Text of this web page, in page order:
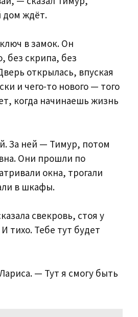
дом ждёт.
в замок. Он
без скрипа, без
открылась, впуская
и чего-то нового — того
когда начинаешь жизнь
За ней — Тимур, потом
Они прошли по
окна, трогали
в шкафы.
свекровь, стоя у
тихо. Тебе тут будет
— Тут я смогу быть